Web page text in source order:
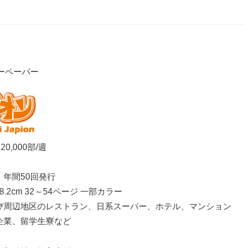
ペーパー
部/週
間50回発行
32～54ページ 一部カラー
辺地区のレストラン、日系スーパー、ホテル、マンション
業、留学生寮など